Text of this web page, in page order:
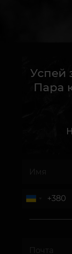
Успей
Пара